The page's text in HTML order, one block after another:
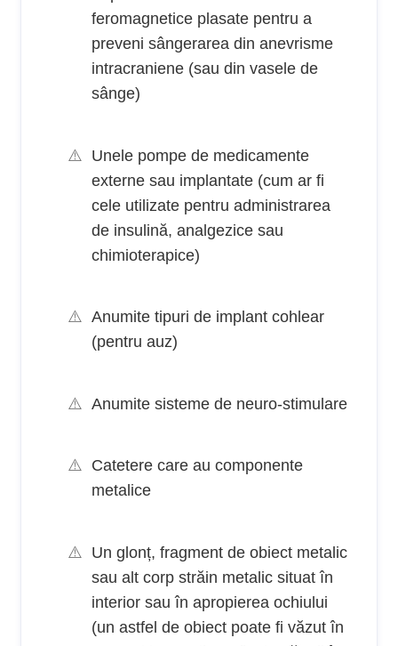
feromagnetice plasate pentru a
preveni sângerarea din anevrisme
intracraniene (sau din vasele de
sânge)
Unele pompe de medicamente
externe sau implantate (cum ar fi
cele utilizate pentru administrarea
de insulină, analgezice sau
chimioterapice)
Anumite tipuri de implant cohlear
(pentru auz)
Anumite sisteme de neuro-stimulare
Catetere care au componente
metalice
Un glonț, fragment de obiect metalic
sau alt corp străin metalic situat în
interior sau în apropierea ochiului
(un astfel de obiect poate fi văzut în